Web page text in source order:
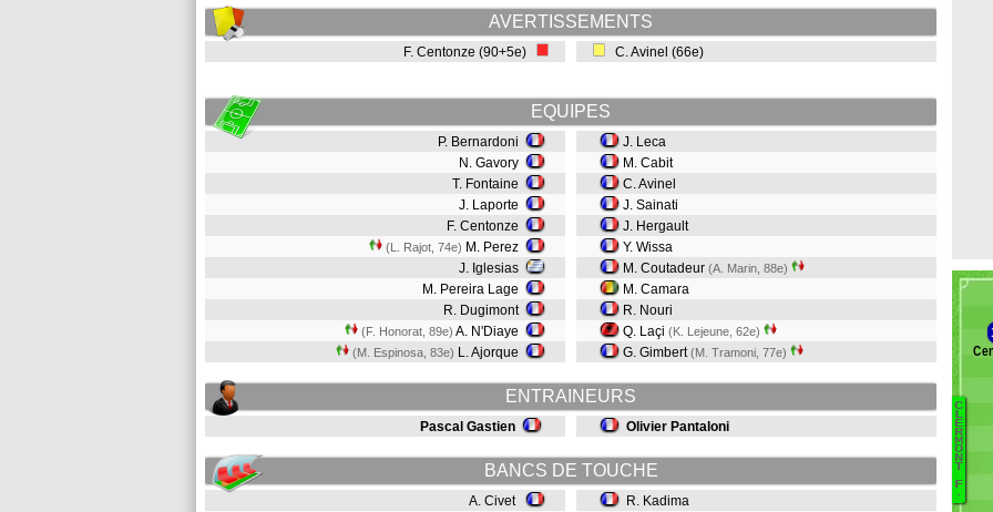
AVERTISSEMENTS
F. Centonze (90+5e) C. Avinel (66e)
EQUIPES
P. Bernardoni
N. Gavory
T. Fontaine
J. Laporte
F. Centonze
(L. Rajot, 74e) M. Perez
J. Iglesias
M. Pereira Lage
R. Dugimont
(F. Honorat, 89e) A. N'Diaye
(M. Espinosa, 83e) L. Ajorque
J. Leca
M. Cabit
C. Avinel
J. Sainati
J. Hergault
Y. Wissa
M. Coutadeur (A. Marin, 88e)
M. Camara
R. Nouri
Q. Laçi (K. Lejeune, 62e)
G. Gimbert(M. Tramoni, 77e)
ENTRAINEURS
Pascal Gastien Olivier Pantaloni
BANCS DE TOUCHE
A. Civet
R. Kadima
C
L
E
R
M
O
N
T
F
.